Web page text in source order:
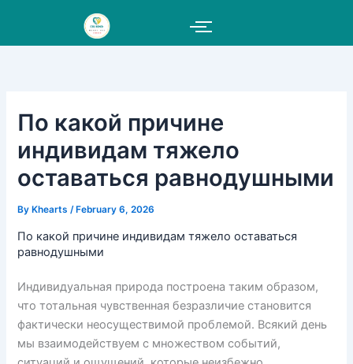
content
По какой причине
индивидам тяжело
оставаться равнодушными
By Khearts/ February 6, 2026
По какой причине индивидам тяжело оставаться
равнодушными
Индивидуальная природа построена таким образом,
что тотальная чувственная безразличие становится
фактически неосуществимой проблемой. Всякий день
мы взаимодействуем с множеством событий,